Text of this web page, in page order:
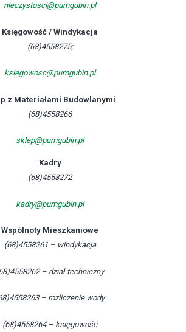
nieczystosci@pumgubin.pl
Księgowość / Windykacja
(68)4558275;
ksiegowosc@pumgubin.pl
z Materiałami Budowlanymi
(68)4558266
sklep@pumgubin.pl
Kadry
(68)4558272
kadry@pumgubin.pl
Wspólnoty Mieszkaniowe
(68)4558261 – windykacja
– dział techniczny
– rozliczenie wody
(68)4558264 – księgowość